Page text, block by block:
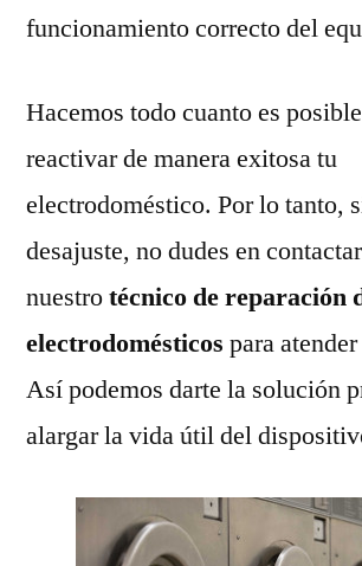
funcionamiento correcto del
Hacemos todo cuanto es
reactivar de manera exitosa tu
electrodoméstico. Por lo tanto,
desajuste, no dudes en
nuestrotécnico de reparación
electrodomésticos para
Así podemos darte la solución
alargar la vida útil del